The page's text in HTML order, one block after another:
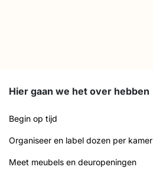
Hier gaan we het over hebben
Begin op tijd
Organiseer en label dozen per kamer
Meet meubels en deuropeningen